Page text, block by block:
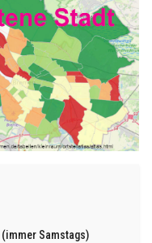
(immer Samstags)